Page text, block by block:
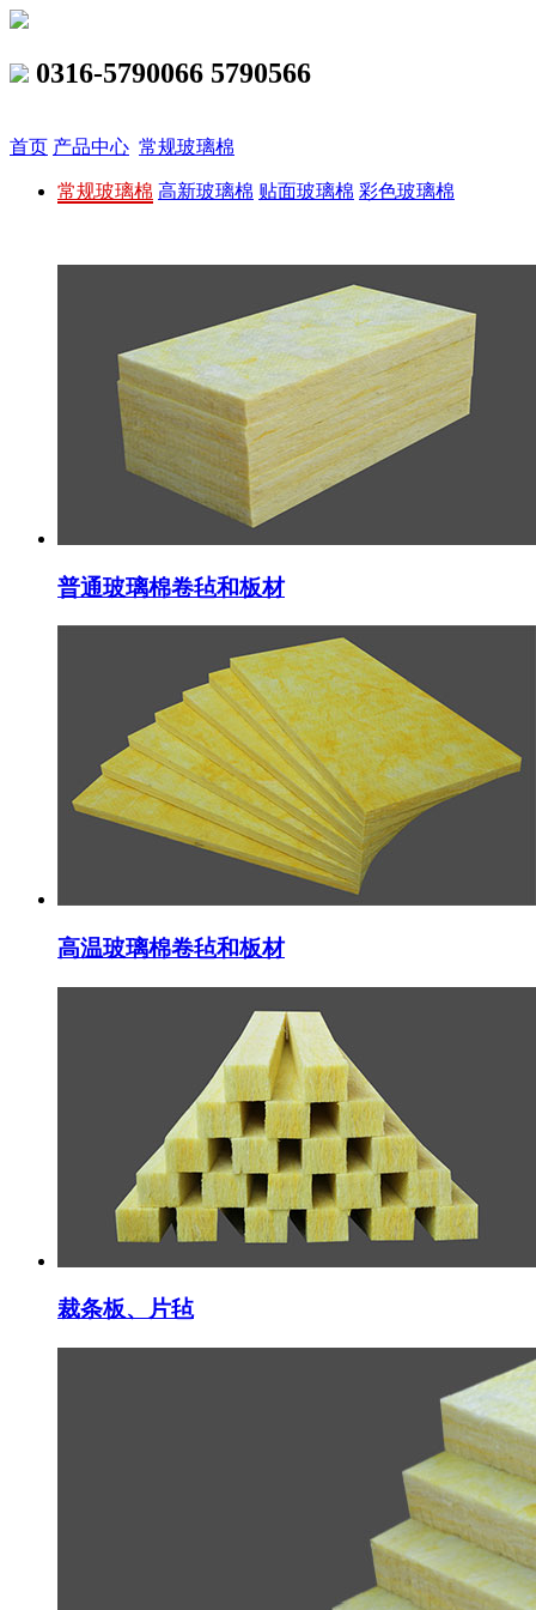
0316-5790066 5790566
首页 产品中心 常规玻璃棉
常规玻璃棉 高新玻璃棉 贴面玻璃棉 彩色玻璃棉
普通玻璃棉卷毡和板材
高温玻璃棉卷毡和板材
裁条板、片毡